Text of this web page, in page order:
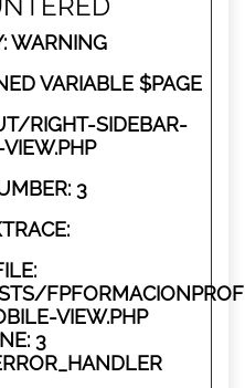
WARNING
VARIABLE $PAGE
RIGHT-SIDEBAR-
3
VIEW.PHP
3